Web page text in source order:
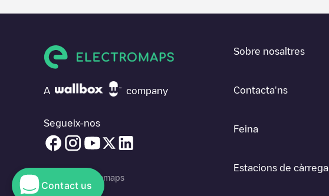
A company
Segueix-nos
© 2026 Electromaps
Sobre nosaltres
Contacta'ns
Feina
Estacions de càrrega
Contact us